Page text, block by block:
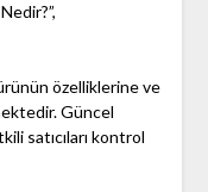
özelliklerine ve
Güncel
satıcıları kontrol